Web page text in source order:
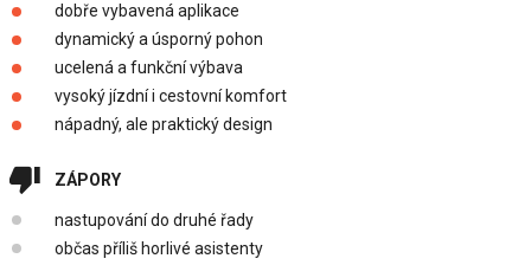
dobře vybavená aplikace
dynamický a úsporný pohon
ucelená a funkční výbava
vysoký jízdní i cestovní komfort
nápadný, ale praktický design
ZÁPORY
nastupování do druhé řady
občas příliš horlivé asistenty